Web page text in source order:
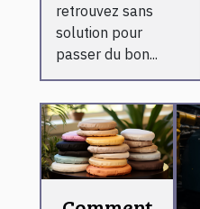
retrouvez sans
solution pour
passer du bon...